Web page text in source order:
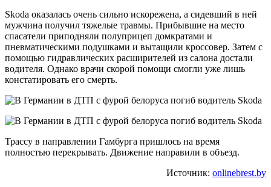
Skoda оказалась очень сильно искорежена, а сидевший в ней
мужчина получил тяжелые травмы. Прибывшие на место
спасатели приподняли полуприцеп домкратами и
пневматическими подушками и вытащили кроссовер. Затем с
помощью гидравлических расширителей из салона достали
водителя. Однако врачи скорой помощи смогли уже лишь
констатировать его смерть.
Трассу в направлении Гамбурга пришлось на время
полностью перекрывать. Движение направили в объезд.
Источник: onlinebrest.by